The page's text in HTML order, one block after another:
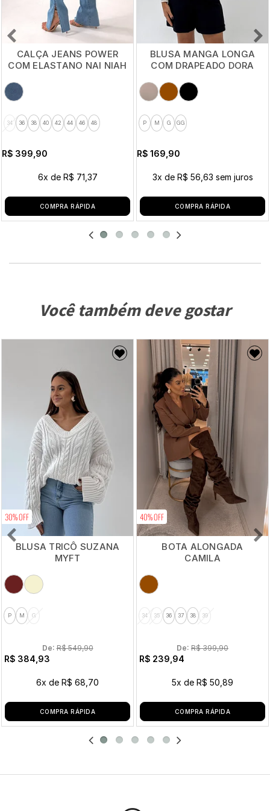
CALÇA JEANS POWER
COM ELASTANO NAI NIAH
34 36 38 40 42 44 46 48
R$ 399,90
6x de R$ 71,37
COMPRA RÁPIDA
BLUSA MANGA LONGA
COM DRAPEADO DORA
P M G GG
R$ 169,90
3x de R$ 56,63 sem juros
COMPRA RÁPIDA
Você também deve gostar
30% OFF
BLUSA TRICÔ SUZANA
MYFT
P M G
De: R$ 549,90
R$ 384,93
6x de R$ 68,70
COMPRA RÁPIDA
40% OFF
BOTA ALONGADA
CAMILA
34 35 36 37 38 39
De: R$ 399,90
R$ 239,94
5x de R$ 50,89
COMPRA RÁPIDA